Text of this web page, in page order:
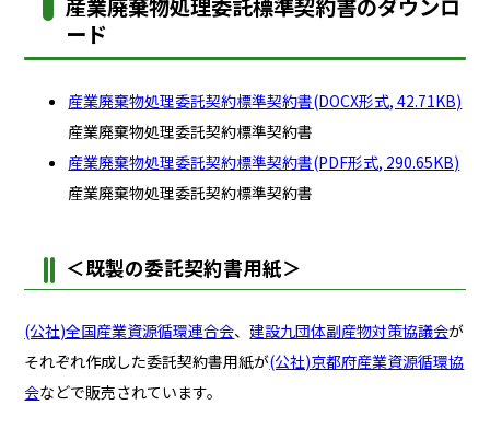
産業廃棄物処理委託標準契約書のダウンロ
ード
産業廃棄物処理委託契約標準契約書(DOCX形式, 42.71KB)
産業廃棄物処理委託契約標準契約書
産業廃棄物処理委託契約標準契約書(PDF形式, 290.65KB)
産業廃棄物処理委託契約標準契約書
＜既製の委託契約書用紙＞
(公社)全国産業資源循環連合会、建設九団体副産物対策協議会が
それぞれ作成した委託契約書用紙が(公社)京都府産業資源循環協
会などで販売されています。